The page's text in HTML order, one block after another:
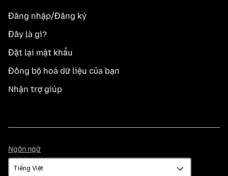
Đăng nhập/Đăng ký
Đây là gì?
Đặt lại mật khẩu
Đồng bộ hoá dữ liệu của bạn
Nhận trợ giúp
Ngôn ngữ
ngữ